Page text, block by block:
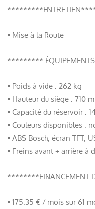
• Mise à la Route
*********
• Poids à vide : 262 kg
• Hauteur du siège : 710
• Capacité du réservoir :
• Couleurs disponibles :
• ABS Bosch, écran TFT,
• Freins avant + arrière à
********FINANCEMENT
• 175.35 € / mois sur 61